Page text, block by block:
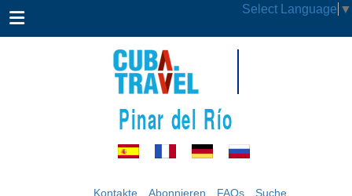
Select Language ▼
Pinar del Río
Kontakte Abonnieren FAQs Suche